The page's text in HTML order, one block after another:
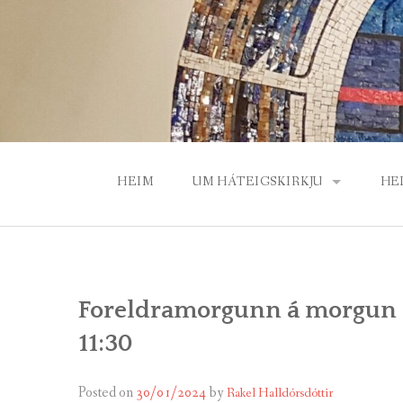
HEIM UM HÁTEIGSKIRKJU
PRESTAR OG STARFSFÓLK
SÓKNARNEFND
Foreldramorgunn á
11:30
Posted on30/01/2024by Rakel Halldórsdóttir